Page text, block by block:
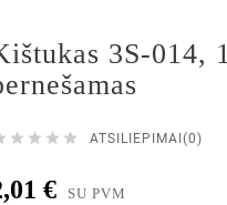
3S-014,
    ATSILIEPIMAI(0)
€ SU PVM